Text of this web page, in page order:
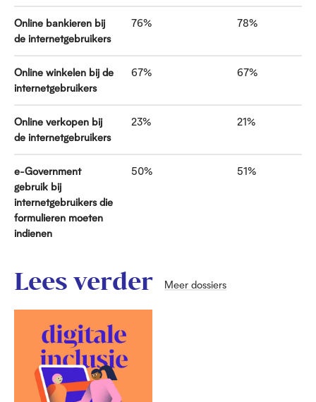
Online bankieren bij
de internetgebruikers
76% 78%
Online winkelen bij de
internetgebruikers
67% 67%
Online verkopen bij
de internetgebruikers
23% 21%
e-Government
gebruik bij
internetgebruikers die
formulieren moeten
indienen
50% 51%
Lees verder Meer dossiers